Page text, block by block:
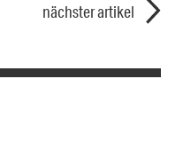
nächster artikel